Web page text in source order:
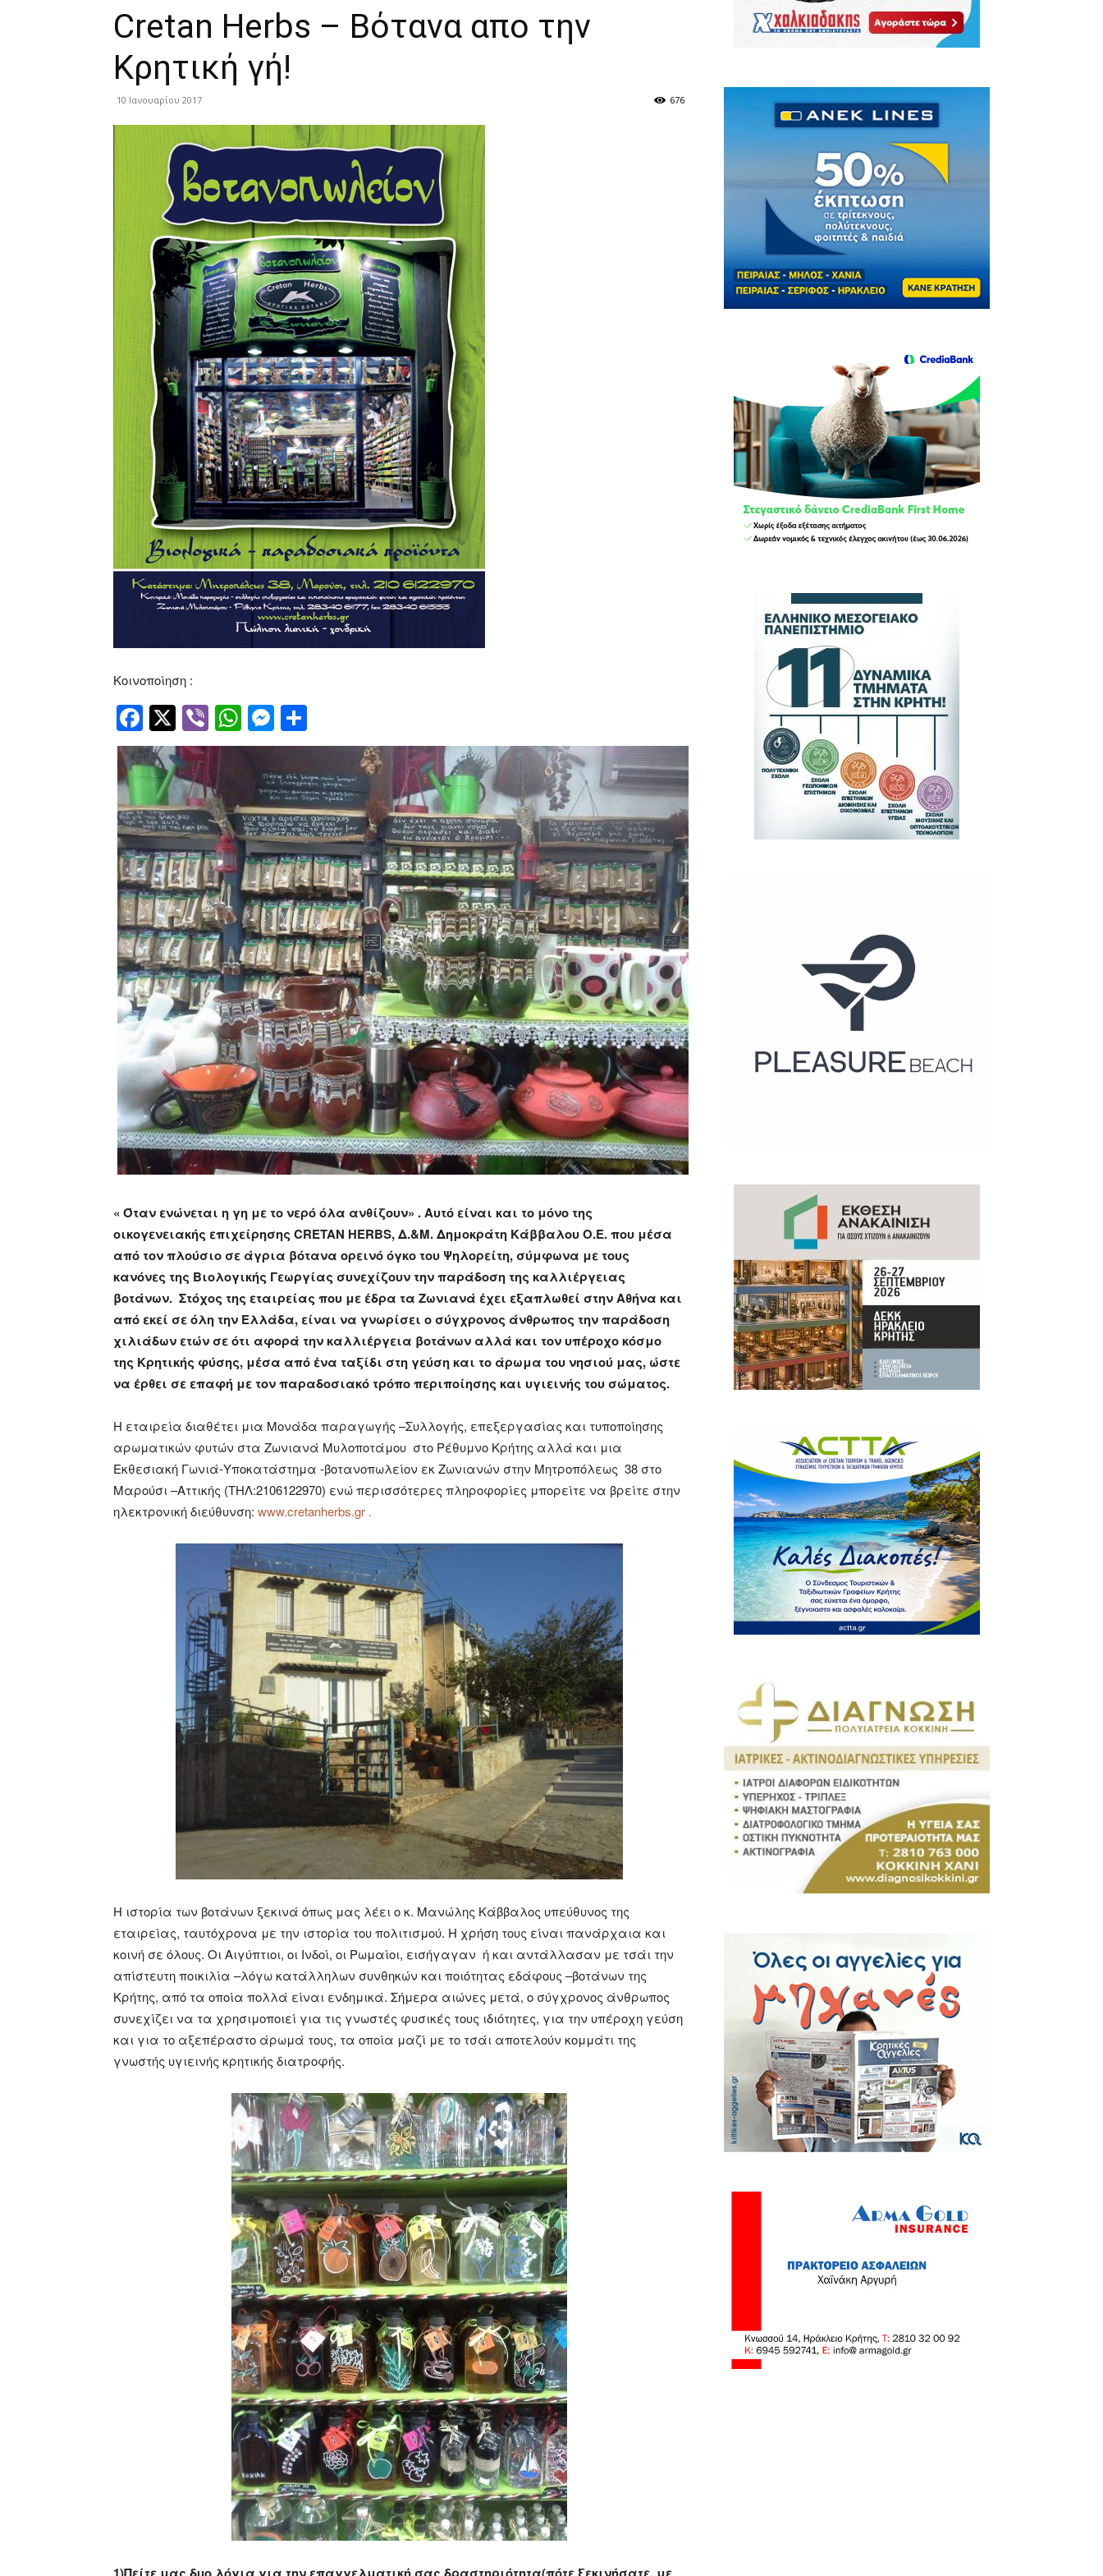
Cretan Herbs – Βότανα απο την
Κρητική γή!
10 Ιανουαρίου 2017 676
Κοινοποίηση :
Facebook
Twitter
ViberWhatsApp
Messenger
« Όταν ενώνεται η γη με το νερό όλα ανθίζουν» . Αυτό είναι και το μόνο της
οικογενειακής επιχείρησης CRETAN HERBS, Δ.&Μ. Δημοκράτη Κάββαλου Ο.Ε. που μέσα
από τον πλούσιο σε άγρια βότανα ορεινό όγκο του Ψηλορείτη, σύμφωνα με τους
κανόνες της Βιολογικής Γεωργίας συνεχίζουν την παράδοση της καλλιέργειας
βοτάνων. Στόχος της εταιρείας που με έδρα τα Ζωνιανά έχει εξαπλωθεί στην Αθήνα και
από εκεί σε όλη την Ελλάδα, είναι να γνωρίσει ο σύγχρονος άνθρωπος την παράδοση
χιλιάδων ετών σε ότι αφορά την καλλιέργεια βοτάνων αλλά και τον υπέροχο κόσμο
της Κρητικής φύσης, μέσα από ένα ταξίδι στη γεύση και το άρωμα του νησιού μας, ώστε
να έρθει σε επαφή με τον παραδοσιακό τρόπο περιποίησης και υγιεινής του σώματος.
Η εταιρεία διαθέτει μια Μονάδα παραγωγής –Συλλογής, επεξεργασίας και τυποποίησης
αρωματικών φυτών στα Ζωνιανά Μυλοποτάμου στο Ρέθυμνο Κρήτης αλλά και μια
Εκθεσιακή Γωνιά-Υποκατάστημα -βοτανοπωλείον εκ Ζωνιανών στην Μητροπόλεως 38 στο
Μαρούσι –Αττικής (ΤΗΛ:2106122970) ενώ περισσότερες πληροφορίες μπορείτε να βρείτε στην
ηλεκτρονική διεύθυνση: www.cretanherbs.gr .
Η ιστορία των βοτάνων ξεκινά όπως μας λέει ο κ. Μανώλης Κάββαλος υπεύθυνος της
εταιρείας, ταυτόχρονα με την ιστορία του πολιτισμού. Η χρήση τους είναι πανάρχαια και
κοινή σε όλους. Οι Αιγύπτιοι, οι Ινδοί, οι Ρωμαίοι, εισήγαγαν ή και αντάλλασαν με τσάι την
απίστευτη ποικιλία –λόγω κατάλληλων συνθηκών και ποιότητας εδάφους –βοτάνων της
Κρήτης, από τα οποία πολλά είναι ενδημικά. Σήμερα αιώνες μετά, ο σύγχρονος άνθρωπος
συνεχίζει να τα χρησιμοποιεί για τις γνωστές φυσικές τους ιδιότητες, για την υπέροχη γεύση
και για το αξεπέραστο άρωμά τους, τα οποία μαζί με το τσάι αποτελούν κομμάτι της
γνωστής υγιεινής κρητικής διατροφής.